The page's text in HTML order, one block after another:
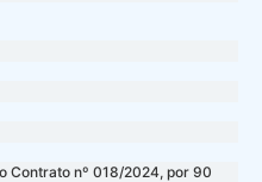
Contrato nº 018/2024, por 90